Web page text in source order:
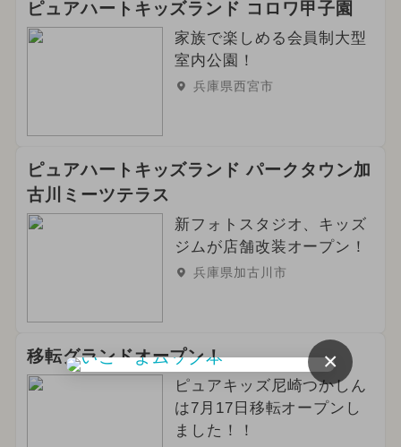
ピュアハートキッズランド コロワ甲子園
家族で楽しめる会員制大型
室内公園！
兵庫県西宮市
ピュアハートキッズランド パークタウン加
古川ミーツテラス
新フォトスタジオ、キッズ
ジムが店舗改装オープン！
兵庫県加古川市
移転グランドオープン！
ピュアキッズ尼崎つかしん
は7月17日移転オープンし
ました！！
×